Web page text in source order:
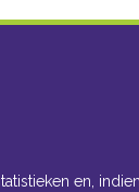
en,